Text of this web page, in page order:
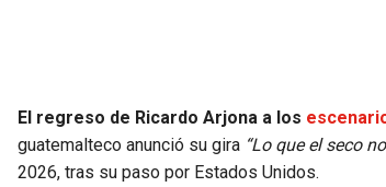
El regreso de Ricardo Arjona a los
guatemalteco anunció su gira “Lo que el seco
2026, tras su paso por Estados Unidos.